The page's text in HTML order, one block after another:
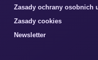
Zasady ochrany osobnich
Zasady cookies
Newsletter